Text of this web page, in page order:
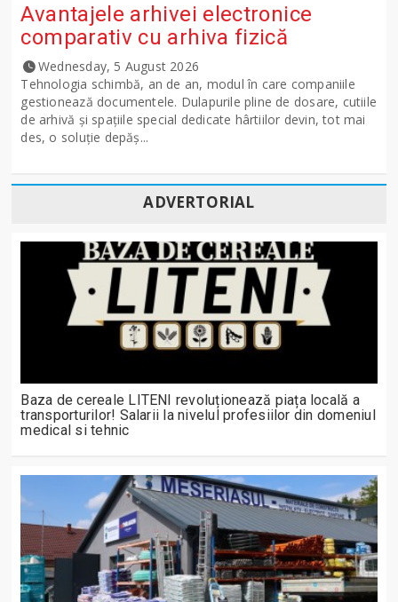
Avantajele arhivei electronice
comparativ cu arhiva fizică
Wednesday, 5 August 2026
Tehnologia schimbă, an de an, modul în care companiile
gestionează documentele. Dulapurile pline de dosare, cutiile
de arhivă și spațiile special dedicate hârtiilor devin, tot mai
des, o soluție depăș...
ADVERTORIAL
Baza de cereale LITENI revoluționează piața locală a
transporturilor! Salarii la nivelul profesiilor din domeniul
medical si tehnic